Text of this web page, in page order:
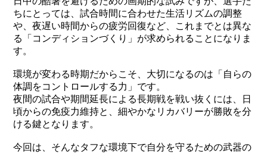
ちにとっては、試合時間に合わせた生活リズムの調整
や、夜遅い時間からの疲労回復など、これまでとは異な
る「コンディションづくり」が求められることになりま
す。
環境が変わる時期だからこそ、大切になるのは「自らの
体調をコントロールする力」です。
夜間の試合や期間延長による長期戦を戦い抜くには、日
頃からの免疫力維持と、細やかなリカバリーが勝敗を分
ける鍵となります。
今回は、そんなタフな環境下で自分を守るための武器の